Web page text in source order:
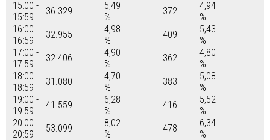
15:00 -
15:59
36.329
5,49
%
372
4,94
%
16:00 -
16:59
32.955
4,98
%
409
5,43
%
17:00 -
17:59
32.406
4,90
%
362
4,80
%
18:00 -
18:59
31.080
4,70
%
383
5,08
%
19:00 -
19:59
41.559
6,28
%
416
5,52
%
20:00 -
20:59
53.099
8,02
%
478
6,34
%